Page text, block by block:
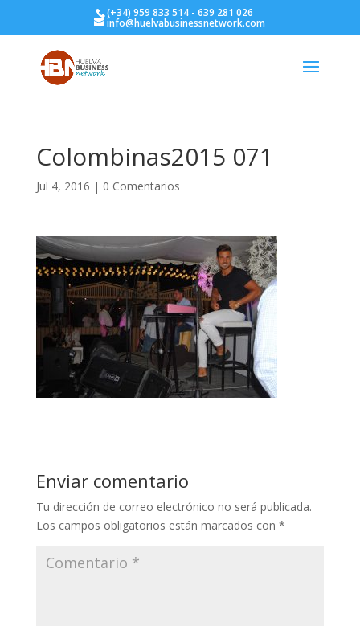
(+34) 959 833 514 - 639 281 026
info@huelvabusinessnetwork.com
Colombinas2015 071
Jul 4, 2016 | 0 Comentarios
Enviar comentario
Tu dirección de correo electrónico no será publicada.
Los campos obligatorios están marcados con *